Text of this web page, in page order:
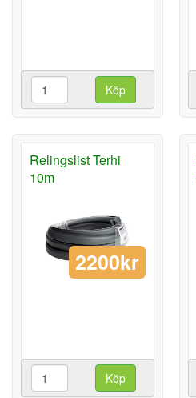
Köp
Relingslist Terhi
10m
2200kr
Köp